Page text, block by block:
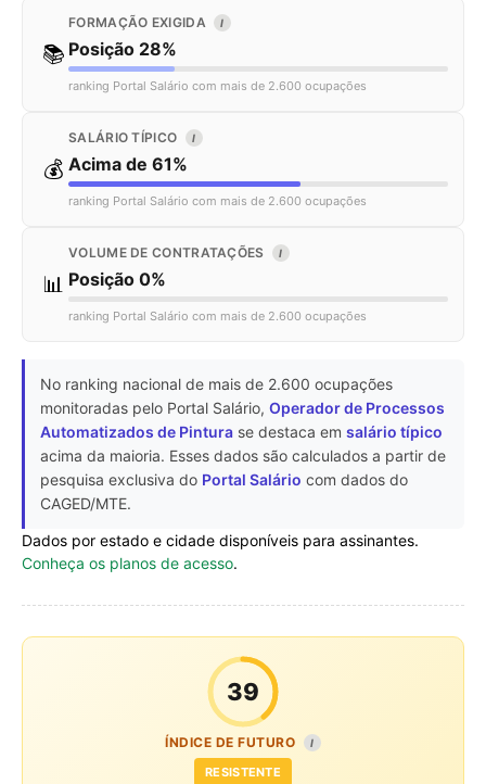
📚
FORMAÇÃO EXIGIDA I
Posição 28%
ranking Portal Salário com mais de 2.600 ocupações
💰
SALÁRIO TÍPICO I
Acima de 61%
ranking Portal Salário com mais de 2.600 ocupações
📊
VOLUME DE CONTRATAÇÕES I
Posição 0%
ranking Portal Salário com mais de 2.600 ocupações
No ranking nacional de mais de 2.600 ocupações
monitoradas pelo Portal Salário, Operador de Processos
Automatizados de Pintura se destaca em salário típico
acima da maioria. Esses dados são calculados a partir de
pesquisa exclusiva do Portal Salário com dados do
CAGED/MTE.
Dados por estado e cidade disponíveis para assinantes.
Conheça os planos de acesso.
39
ÍNDICE DE FUTURO I
RESISTENTE